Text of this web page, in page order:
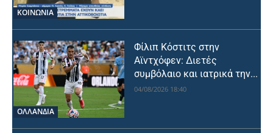
ΚΟΙΝΩΝΙΑ
OΛΛΑΝΔΊΑ
Φίλιπ Κόστιτς στην
Αϊντχόφεν: Διετές
συμβόλαιο και ιατρικά την...
04/08/2026 18:40